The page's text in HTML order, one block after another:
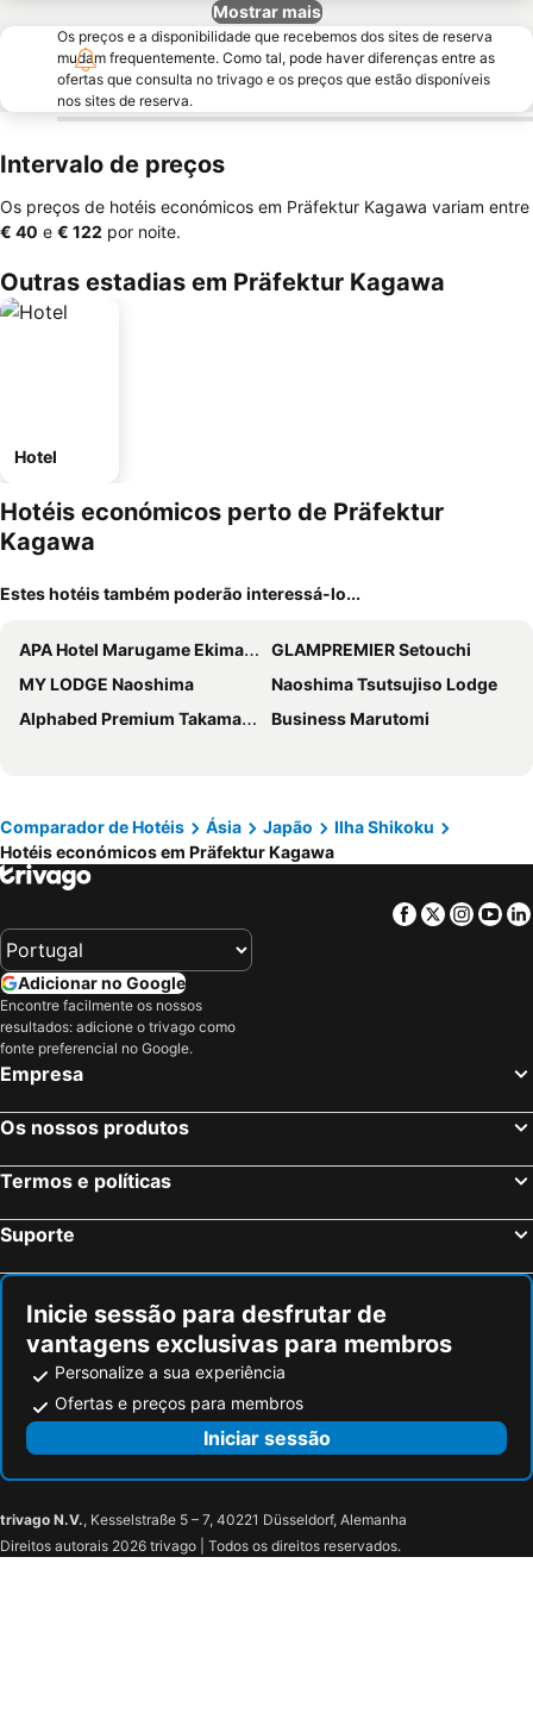
Mostrar mais
Os preços e a disponibilidade que recebemos dos sites de reserva
mudam frequentemente. Como tal, pode haver diferenças entre as
ofertas que consulta no trivago e os preços que estão disponíveis
nos sites de reserva.
Intervalo de preços
Os preços de hotéis económicos em Präfektur Kagawa variam entre
‎€ 40 e ‎€ 122 por noite.
Outras estadias em Präfektur Kagawa
Hotel
Hotéis económicos perto de Präfektur
Kagawa
Estes hotéis também poderão interessá-lo...
APA Hotel Marugame Ekimae Odori
GLAMPREMIER Setouchi
MY LODGE Naoshima
Naoshima Tsutsujiso Lodge
Alphabed Premium Takamatsu Furujinmachi
Business Marutomi
Comparador de Hotéis Ásia Japão
Ilha Shikoku
Hotéis económicos em Präfektur Kagawa
Facebook
Twitter
Adicionar no Google
Encontre facilmente os nossos
resultados: adicione o trivago como
fonte preferencial no Google.
Empresa
Os nossos produtos
Termos e políticas
Suporte
Inicie sessão para desfrutar de
vantagens exclusivas para membros
Personalize a sua experiência
Ofertas e preços para membros
Iniciar sessão
trivago N.V., Kesselstraße 5 – 7, 40221 Düsseldorf, Alemanha
Direitos autorais 2026 trivago | Todos os direitos reservados.